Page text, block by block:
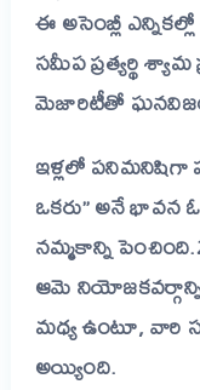
ఈ అసెంబ్లీ
సమీప ప్రత్యర్థి
మెజారిటీతో
ఇళ్లలో
ఒకరు” అనే భావన
నమ్మకాన్ని పెంచింది.
ఆమె నియోజకవర్గాన్ని
మధ్య ఉంటూ, వారి
అయ్యింది.